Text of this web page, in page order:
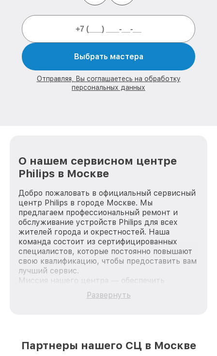
Выбрать мастера
Отправляя, Вы соглашаетесь на обработку
персональных данных
О нашем сервисном центре
Philips в Москве
Добро пожаловать в официальный сервисный
центр Philips в городе Москве. Мы
предлагаем профессиональный ремонт и
обслуживание устройств Philips для всех
жителей города и окрестностей. Наша
команда состоит из сертифицированных
специалистов, которые постоянно повышают
свою квалификацию, чтобы предоставить вам
лучший сервис.
Миссия нашего центра — обеспечить
качественный и доступный ремонт для
каждого пользователя продукции Philips, вне
лучшим сервисным центром Philips в городе
Развернуть
Партнеры нашего СЦ в Москве